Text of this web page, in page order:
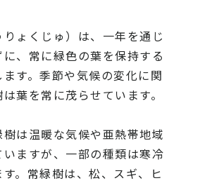
ょくじゅ）は、一年を通じ
、常に緑色の葉を保持する
す。季節や気候の変化に関
葉を常に茂らせています。
は温暖な気候や亜熱帯地域
ますが、一部の種類は寒冷
。常緑樹は、松、スギ、ヒ